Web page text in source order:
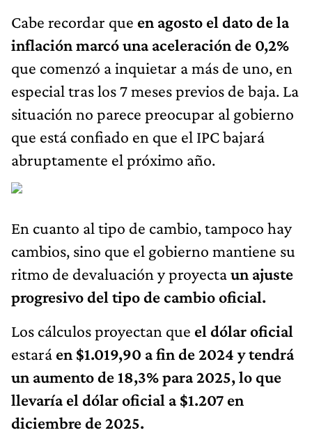
Cabe recordar que en agosto el dato de la
inflación marcó una aceleración de 0,2%
que comenzó a inquietar a más de uno, en
especial tras los 7 meses previos de baja. La
situación no parece preocupar al gobierno
que está confiado en que el IPC bajará
abruptamente el próximo año.
En cuanto al tipo de cambio, tampoco hay
cambios, sino que el gobierno mantiene su
ritmo de devaluación y proyectaun ajuste
progresivo del tipo de cambio oficial.
Los cálculos proyectan que el dólar oficial
estará en $1.019,90 a fin de 2024 y tendrá
un aumento de 18,3% para 2025, lo que
llevaría el dólar oficial a $1.207 en
diciembre de 2025.